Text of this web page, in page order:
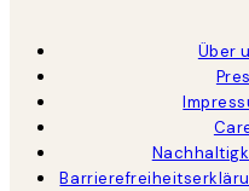
Über